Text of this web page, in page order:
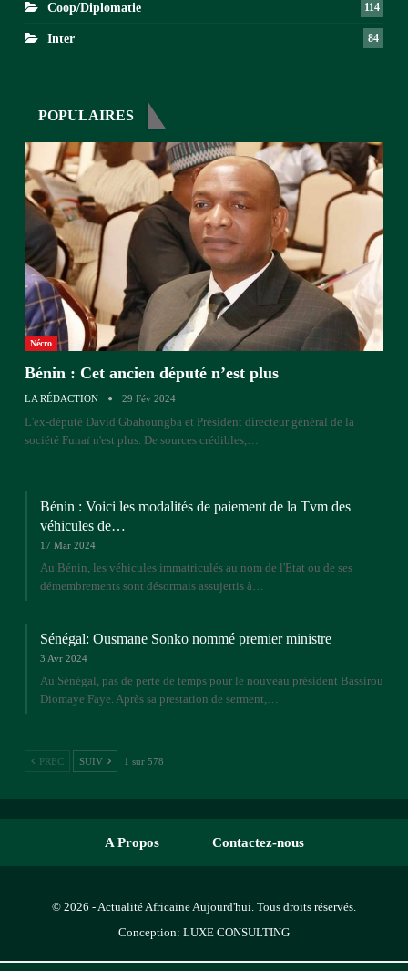
Coop/Diplomatie 114
Inter 84
POPULAIRES
Nécro
Bénin : Cet ancien député n’est plus
LA RÉDACTION 29 Fév 2024
L'ex-député David Gbahoungba et Président directeur général de la
société Funaï n'est plus. De sources crédibles,…
Bénin : Voici les modalités de paiement de la Tvm des
véhicules de…
17 Mar 2024
Au Bénin, les véhicules immatriculés au nom de l'Etat ou de ses
démembrements sont désormais assujettis à…
Sénégal: Ousmane Sonko nommé premier ministre
3 Avr 2024
Au Sénégal, pas de perte de temps pour le nouveau président Bassirou
Diomaye Faye. Après sa prestation de serment,…
PREC SUIV 1 sur 578
A Propos Contactez-nous
© 2026 - Actualité Africaine Aujourd'hui. Tous droits réservés.
Conception: LUXE CONSULTING